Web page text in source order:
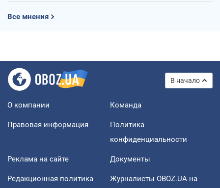
Все мнения
В начало
О компании Команда
Правовая информация
Политика
конфиденциальности
Реклама на сайте Документы
Редакционная политика
Журналисты OBOZ.UA на